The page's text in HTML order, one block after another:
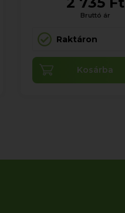
Bruttó ár
Raktáron
Kosárba